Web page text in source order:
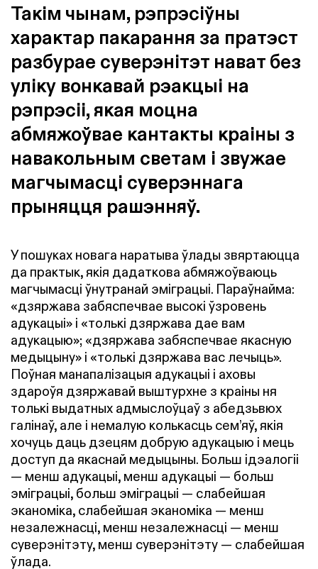
Такім чынам, рэпрэсіўны
характар пакарання за пратэст
разбурае суверэнітэт нават без
уліку вонкавай рэакцыі на
рэпрэсіі, якая моцна
абмяжоўвае кантакты краіны з
навакольным светам і звужае
магчымасці суверэннага
прыняцця рашэнняў.
У пошуках новага наратыва ўлады звяртаюцца
да практык, якія дадаткова абмяжоўваюць
магчымасці ўнутранай эміграцыі. Параўнайма:
«дзяржава забяспечвае высокі ўзровень
адукацыі» і «толькі дзяржава дае вам
адукацыю»; «дзяржава забяспечвае якасную
медыцыну» і «толькі дзяржава вас лечыць».
Поўная манапалізацыя адукацыі і аховы
здароўя дзяржавай выштурхне з краіны ня
толькі выдатных адмыслоўцаў з абедзьвюх
галінаў, але і немалую колькасць сем’яў, якія
хочуць даць дзецям добрую адукацыю і мець
доступ да якаснай медыцыны. Больш ідэалогіі
— менш адукацыі, менш адукацыі — больш
эміграцыі, больш эміграцыі — слабейшая
эканоміка, слабейшая эканоміка — менш
незалежнасці, менш незалежнасці — менш
суверэнітэту, менш суверэнітэту — слабейшая
ўлада.